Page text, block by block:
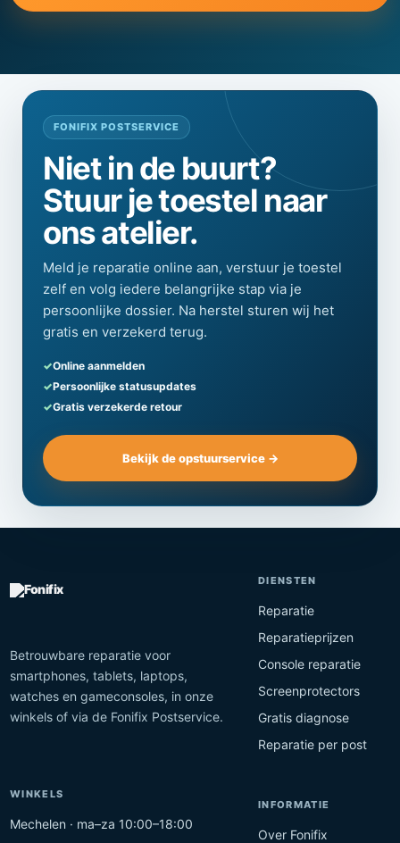
FONIFIX POSTSERVICE
Niet in de buurt?
Stuur je toestel naar
ons atelier.
Meld je reparatie online aan, verstuur je toestel
zelf en volg iedere belangrijke stap via je
persoonlijke dossier. Na herstel sturen wij het
gratis en verzekerd terug.
Online aanmelden
Persoonlijke statusupdates
Gratis verzekerde retour
Bekijk de opstuurservice →
Betrouwbare reparatie voor
smartphones, tablets, laptops,
watches en gameconsoles, in onze
winkels of via de Fonifix Postservice.
DIENSTEN
Reparatie
Reparatieprijzen
Console reparatie
Screenprotectors
Gratis diagnose
Reparatie per post
WINKELS
Mechelen · ma–za 10:00–18:00
INFORMATIE
Over Fonifix